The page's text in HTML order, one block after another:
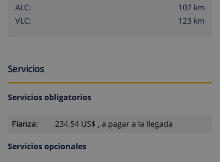
ALC:
107 km
VLC:
123 km
Servicios
Servicios obligatorios
Fianza: 234,54 US$ , a pagar a la llegada
Servicios opcionales